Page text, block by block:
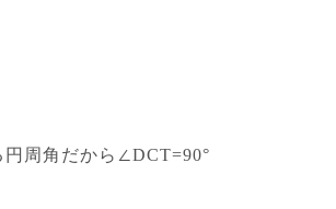
周角だから∠DCT=90°